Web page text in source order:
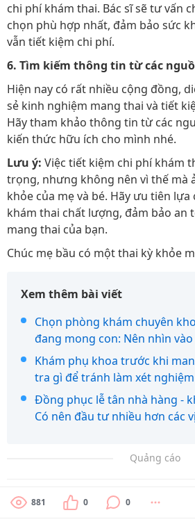
chi phí khám thai. Bác sĩ sẽ tư vấn
chọn phù hợp nhất, đảm bảo sức
vẫn tiết kiệm chi phí.
6. Tìm kiếm thông tin từ các
Hiện nay có rất nhiều cộng đồng,
sẻ kinh nghiệm mang thai và tiết
Hãy tham khảo thông tin từ các
kiến thức hữu ích cho mình nhé.
Lưu ý: Việc tiết kiệm chi phí khám
trọng, nhưng không nên vì thế mà
khỏe của mẹ và bé. Hãy ưu tiên
khám thai chất lượng, đảm bảo an
mang thai của bạn.
Chúc mẹ bầu có một thai kỳ khỏe
Xem thêm bài viết
Chọn phòng khám chuyên
đang mong con: Nên nhìn vào
Khám phụ khoa trước khi
tra gì để tránh làm xét
Đồng phục lễ tân nhà hàng -
Có nên đầu tư nhiều hơn các
Quảng cáo
881 0 0